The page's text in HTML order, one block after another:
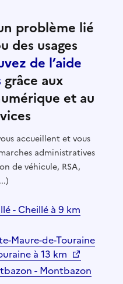
problème lié
des usages
de l’aide
grâce aux
et au
accueillent et vous
administratives
de véhicule, RSA,
- Cheillé à 9 km
Maure-de-Touraine
à 13 km
- Montbazon